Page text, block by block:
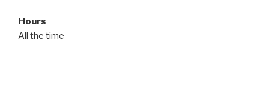
Hours
All the time